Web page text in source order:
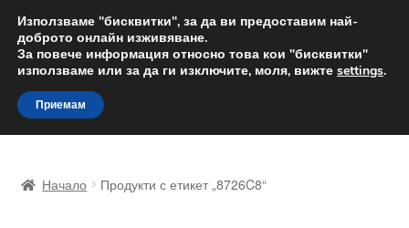
ДОСТАВКА от 12 лв.
Доставка по целия свят
Skip
to
navigation
Skip
to
content
Доставка по целия свят
Начало Продукти с етикет „8726C8“
Използваме "бисквитки", за да ви предоставим най-
доброто онлайн изживяване.
За повече информация относно това кои "бисквитки"
използваме или за да ги изключите, моля, вижте settings.
Приемам